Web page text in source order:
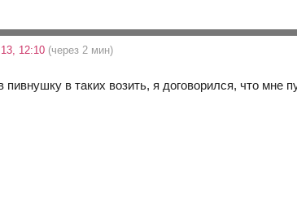
12:10 (через 2 мин)
пивнушку в таких возить, я договорился, что мне